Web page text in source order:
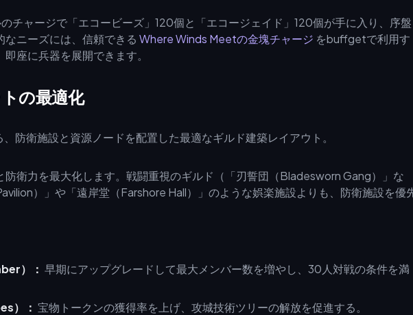
チャージで「エコービーズ」120個と「エコージェイド」120個が手に入り、序盤
ニーズには、信頼できる Where Winds Meetの金塊チャージ をbuffgetで利用す
座に兵器を展開できます。
の最適化
防衛力を最大化します。戦闘重視のギルド（「刃誓団（Bladesworn Gang）」な
）」や「遠岸堂（Farshore Hall）」のような娯楽施設よりも、防衛施設を優
）： 早期にアップグレードして最大メンバー数を増やし、30人対戦の条件を満
）： 宝物トークンの獲得率を上げ、攻城技術ツリーの解放を促進する。